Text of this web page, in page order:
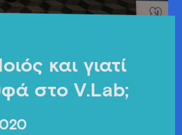
και γιατί
στο V.Lab;